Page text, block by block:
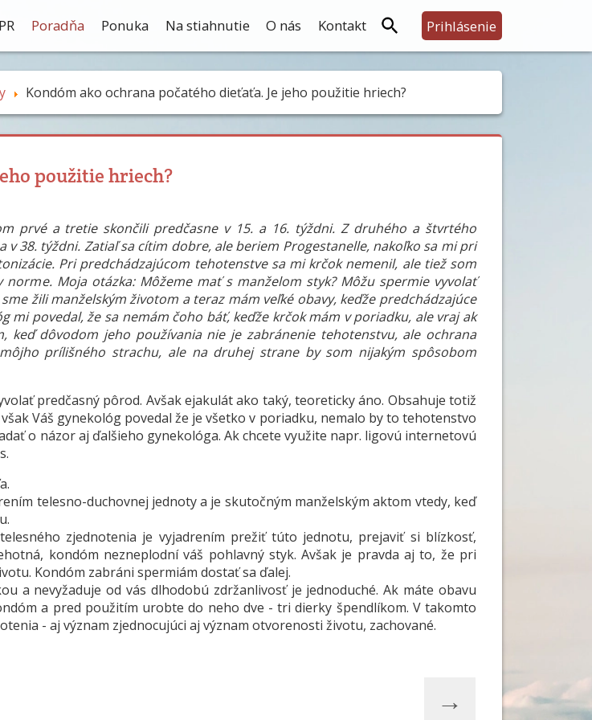
Prihlásenie
Poradňa Ponuka Na stiahnutie O nás Kontakt
Kondóm ako ochrana počatého dieťaťa. Je jeho použitie hriech?
použitie hriech?
prvé a tretie skončili predčasne v 15. a 16. týždni. Z druhého a štvrtého
38. týždni. Zatiaľ sa cítim dobre, ale beriem Progestanelle, nakoľko sa mi pri
Pri predchádzajúcom tehotenstve sa mi krčok nemenil, ale tiež som
Moja otázka: Môžeme mať s manželom styk? Môžu spermie vyvolať
žili manželským životom a teraz mám veľké obavy, keďže predchádzajúce
povedal, že sa nemám čoho báť, keďže krčok mám v poriadku, ale vraj ak
dôvodom jeho používania nie je zabránenie tehotenstvu, ale ochrana
prílišného strachu, ale na druhej strane by som nijakým spôsobom
predčasný pôrod. Avšak ejakulát ako taký, teoreticky áno. Obsahuje totiž
Váš gynekológ povedal že je všetko v poriadku, nemalo by to tehotenstvo
o názor aj ďalšieho gynekológa. Ak chcete využite napr. ligovú internetovú
telesno-duchovnej jednoty a je skutočným manželským aktom vtedy, keď
zjednotenia je vyjadrením prežiť túto jednotu, prejaviť si blízkosť,
kondóm nezneplodní váš pohlavný styk. Avšak je pravda aj to, že pri
Kondóm zabráni spermiám dostať sa ďalej.
a nevyžaduje od vás dlhodobú zdržanlivosť je jednoduché. Ak máte obavu
a pred použitím urobte do neho dve - tri dierky špendlíkom. V takomto
- aj význam zjednocujúci aj význam otvorenosti životu, zachované.
→